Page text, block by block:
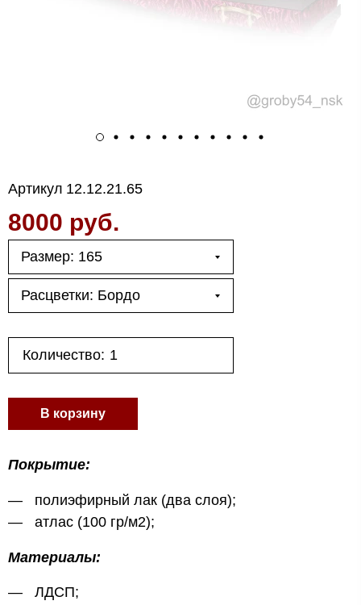
Артикул 12.12.21.65
8000 руб.
Размер: 165
Расцветки: Бордо
Количество:
В корзину
Покрытие:
полиэфирный лак (два слоя);
атлас (100 гр/м2);
Материалы:
ЛДСП;